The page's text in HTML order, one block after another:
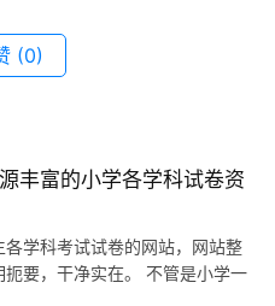
(0)
丰富的小学各学科试卷资
学科考试试卷的网站，网站整
要，干净实在。 不管是小学一